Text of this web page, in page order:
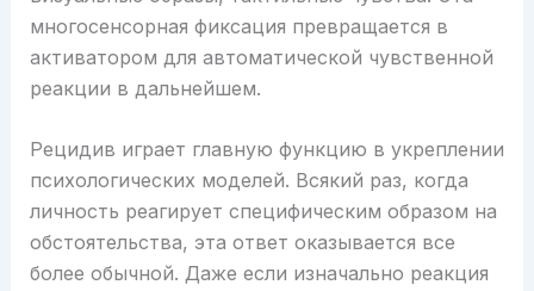
многосенсорная фиксация превращается в
активатором для автоматической чувственной
реакции в дальнейшем.
Рецидив играет главную функцию в укреплении
психологических моделей. Всякий раз, когда
личность реагирует специфическим образом на
обстоятельства, эта ответ оказывается все
более обычной. Даже если изначально реакция